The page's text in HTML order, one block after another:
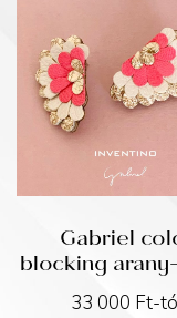
Gabriel
blocking
33 000 Ft-